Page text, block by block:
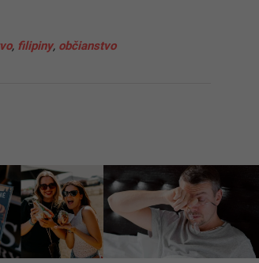
, filipiny, občianstvo